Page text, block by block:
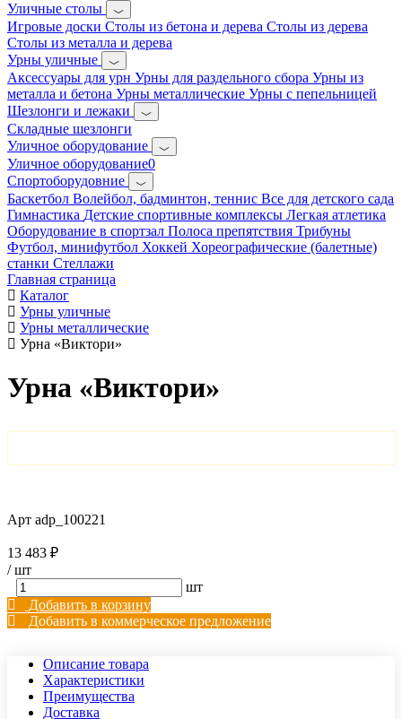
Уличные столы
Игровые доски Столы из бетона и дерева Столы из дерева
Столы из металла и дерева
Урны уличные
Аксессуары для урн Урны для раздельного сбора Урны из
металла и бетона Урны металлические Урны с пепельницей
Шезлонги и лежаки
Складные шезлонги
Уличное оборудование
Уличное оборудование0
Спортоборудовние
Баскетбол Волейбол, бадминтон, теннис Все для детского сада
Гимнастика Детские спортивные комплексы Легкая атлетика
Оборудование в спортзал Полоса препятствия Трибуны
Футбол, минифутбол Хоккей Хореографические (балетные)
станки Стеллажи
Главная страница
Каталог
Урны уличные
Урны металлические
Урна «Виктори»
Урна «Виктори»
Арт adp_100221
13 483 ₽
/шт
шт
Добавить в корзину
Добавить в коммерческое предложение
Описание товара
Характеристики
Преимущества
Доставка